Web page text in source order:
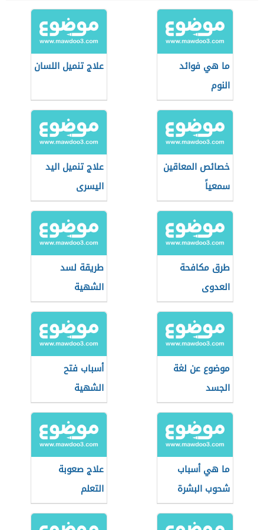
ما هي فوائد
النوم
علاج تنميل اللسان
خصائص المعاقين
سمعياً
علاج تنميل اليد
اليسرى
طرق مكافحة
العدوى
طريقة لسد
الشهية
موضوع عن لغة
الجسد
أسباب فتح
الشهية
ما هي أسباب
شحوب البشرة
علاج صعوبة
التعلم